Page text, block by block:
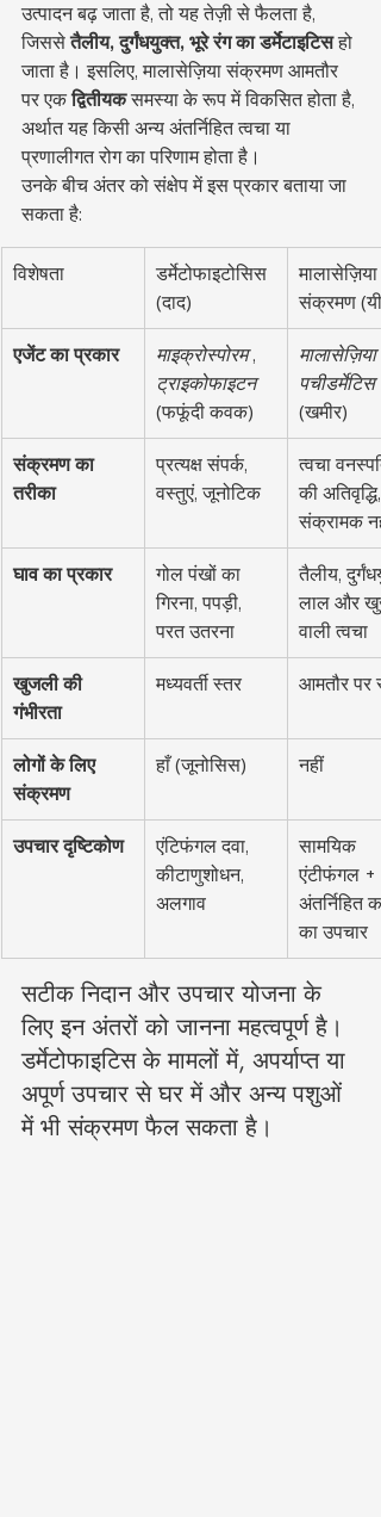
उत्पादन बढ़ जाता है, तो यह तेज़ी से फैलता है,
जिससे तैलीय, दुर्गंधयुक्त, भूरे रंग का डर्मेटाइटिस हो
जाता है। इसलिए, मालासेज़िया संक्रमण आमतौर
पर एक द्वितीयक समस्या के रूप में विकसित होता है,
अर्थात यह किसी अन्य अंतर्निहित त्वचा या
प्रणालीगत रोग का परिणाम होता है।
उनके बीच अंतर को संक्षेप में इस प्रकार बताया जा
सकता है:
विशेषता
डर्मेटोफाइटोसिस
(दाद)
मालासेज़िया
संक्रमण
एजेंट का प्रकार माइक्रोस्पोरम ,
ट्राइकोफाइटन
(फफूंदी कवक)
मालासेज़िया
पचीडर्मेटिस
(खमीर)
संक्रमण का
तरीका
प्रत्यक्ष संपर्क,
वस्तुएं, जूनोटिक
त्वचा
की अतिवृद्धि,
संक्रामक नहीं
घाव का प्रकार
गोल पंखों का
गिरना, पपड़ी,
परत उतरना
तैलीय,
लाल और
वाली त्वचा
खुजली की
गंभीरता
मध्यवर्ती स्तर आमतौर पर
लोगों के लिए
संक्रमण
हाँ (जूनोसिस) नहीं
उपचार दृष्टिकोण
एंटिफंगल दवा,
कीटाणुशोधन,
अलगाव
सामयिक
एंटीफंगल +
अंतर्निहित
का उपचार
सटीक निदान और उपचार योजना के
लिए इन अंतरों को जानना महत्वपूर्ण है।
डर्मेटोफाइटिस के मामलों में, अपर्याप्त या
अपूर्ण उपचार से घर में और अन्य पशुओं
में भी संक्रमण फैल सकता है।